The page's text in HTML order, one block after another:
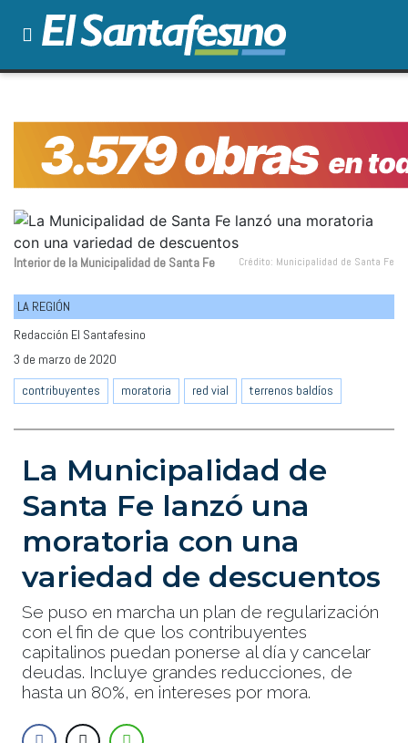
Interior de la Municipalidad de Santa Fe Crédito: Municipalidad de Santa Fe
LA REGIÓN
Redacción El Santafesino
3 de marzo de 2020
contribuyentes
moratoria red vial terrenos baldíos
La Municipalidad de
Santa Fe lanzó una
moratoria con una
variedad de descuentos
Se puso en marcha un plan de regularización
con el fin de que los contribuyentes
capitalinos puedan ponerse al día y cancelar
deudas. Incluye grandes reducciones, de
hasta un 80%, en intereses por mora.